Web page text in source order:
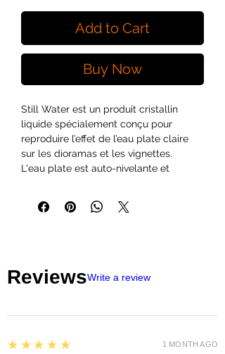
Add to Cart
Buy Now
Still Water est un produit cristallin
liquide spécialement conçu pour
reproduire l’effet de l’eau plate claire
sur les dioramas et les vignettes.
L'eau plate est auto-nivelante et
inégales ; appliquer en fines couches,
entre 1 et 2 mm maximum.
non poreuses, comme le verre, ce
produit peut être soulevé et coupé à la
ReviewsWrite a review
5
★★★★★ 1 MONTH AGO